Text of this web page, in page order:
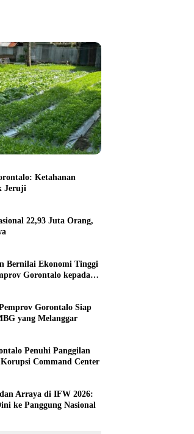
Ketahanan
Jeruji
22,93 Juta Orang,
Bernilai Ekonomi Tinggi
Gorontalo kepada
Gorontalo Siap
yang Melanggar
Penuhi Panggilan
Command Center
Arraya di IFW 2026:
ke Panggung Nasional